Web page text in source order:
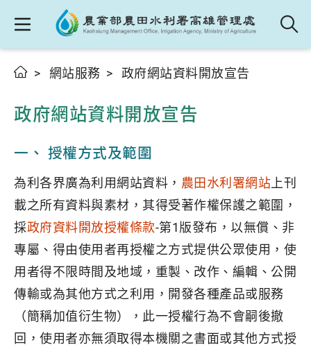
網站服務 政府網站資料開放宣告
政府網站資料開放宣告
一、 授權方式及範圍
為利各界廣為利用網站資料， 農田水利署網站 上刊
載之所有資料與素材，其得受著作權保護之範圍，
採政府資料開放授權條款-第1版發布，以無償、非
專屬、得由使用者再授權之方式提供公眾使用，使
用者得不限時間及地域，重製、改作、編輯、公開
傳輸或為其他方式之利用，開發各種產品或服務
（簡稱加值衍生物），此一授權行為不會嗣後撤
回，使用者亦無須取得本機關之書面或其他方式授